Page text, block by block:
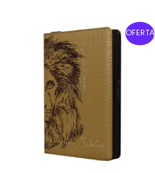
OFERTA
Original
price
was:
S/ 150.00.
Current
price
is:
S/ 125.00.